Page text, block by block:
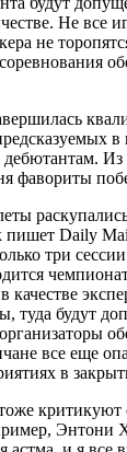
Не все
не
дебютантам. Из
фавориты
пишет Daily
три
качестве
туда будут
все еще
в
критикуют
Энтони